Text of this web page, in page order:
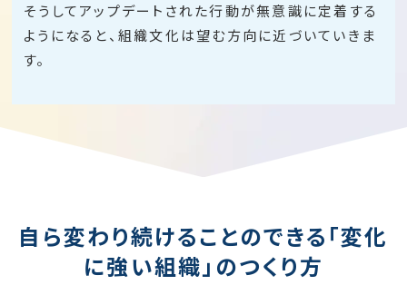
そうしてアップデートされた行動が無意識に定着する
ようになると、組織文化は望む方向に近づいていきま
す。
自ら変わり続けることのできる「変化
に強い組織」のつくり方